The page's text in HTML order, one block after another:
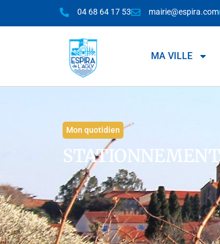
04 68 64 17 53 mairie@espira.com
MA VILLE
Mon quotidien